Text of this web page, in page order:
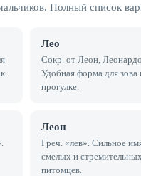
Полный список
Лео
Сокр. от Леон, Леонардо.
Удобная форма для зова
прогулке.
Леон
Греч. «лев». Сильное
смелых и стремительных
питомцев.